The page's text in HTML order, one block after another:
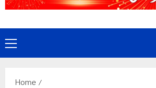
Primary
Menu
Home